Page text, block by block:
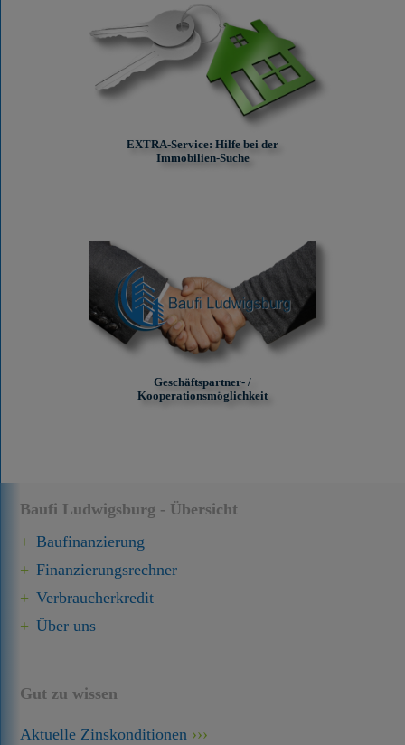
Baufi Ludwigsburg - Übersicht
Baufinanzierung
Finanzierungsrechner
Verbraucherkredit
Über uns
Gut zu wissen
Aktuelle Zinskonditionen
EXTRA-Service: Hilfe bei der
Immobilien-Suche
Geschäftspartner- /
Kooperationsmöglichkeit